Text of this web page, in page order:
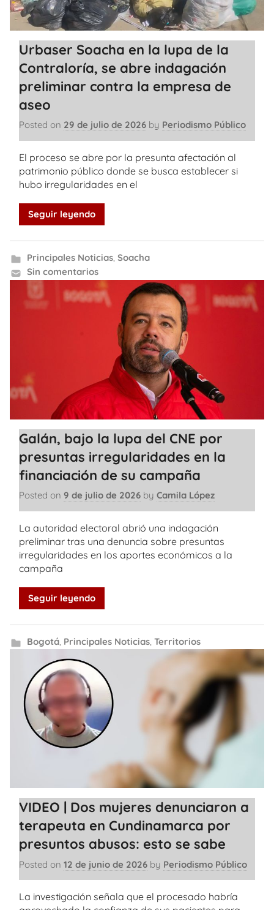
Urbaser Soacha en la lupa de la
Contraloría, se abre indagación
preliminar contra la empresa de
aseo
Posted on 29 de julio de 2026 by Periodismo Público
El proceso se abre por la presunta afectación al
patrimonio público donde se busca establecer si
hubo irregularidades en el
Seguir leyendo
Principales Noticias, Soacha
Sin comentarios
Galán, bajo la lupa del CNE por
presuntas irregularidades en la
financiación de su campaña
Posted on 9 de julio de 2026 by Camila López
La autoridad electoral abrió una indagación
preliminar tras una denuncia sobre presuntas
irregularidades en los aportes económicos a la
campaña
Seguir leyendo
Bogotá, Principales Noticias, Territorios
VIDEO | Dos mujeres denunciaron a
terapeuta en Cundinamarca por
presuntos abusos: esto se sabe
Posted on 12 de junio de 2026 by Periodismo Público
La investigación señala que el procesado habría